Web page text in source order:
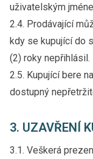
uživatelským
2.4. Prodávající
kdy se kupující do
(2) roky nepřihlásil.
2.5. Kupující bere
dostupný
3. UZAVŘENÍ
3.1. Veškerá